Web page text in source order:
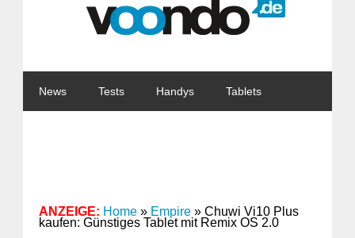
News Tests Handys Tablets
ANZEIGE: Home » Empire » Chuwi Vi10 Plus
kaufen: Günstiges Tablet mit Remix OS 2.0